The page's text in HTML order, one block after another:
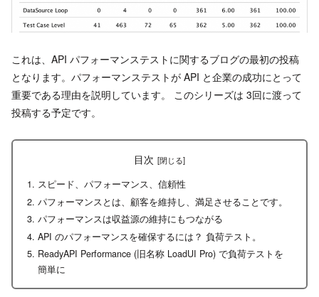
これは、API パフォーマンステストに関するブログの最初の投稿
となります。パフォーマンステストが API と企業の成功にとって
重要である理由を説明しています。 このシリーズは 3回に渡って
投稿する予定です。
目次
スピード、パフォーマンス、信頼性
パフォーマンスとは、顧客を維持し、満足させることです。
パフォーマンスは収益源の維持にもつながる
API のパフォーマンスを確保するには？ 負荷テスト。
ReadyAPI Performance (旧名称 LoadUI Pro) で負荷テストを
簡単に